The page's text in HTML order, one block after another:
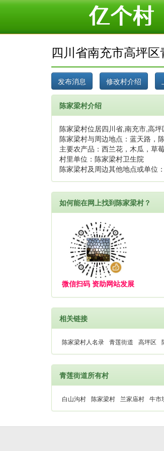
四川省南充市高坪
陈家梁村介绍
陈家梁村位居四川省,南充市,高
陈家梁村与周边地点：蓝天路，
主要农产品：西兰花，木瓜，草
村里单位：陈家梁村卫生院
陈家梁村及周边其他地点或单位
如何能在网上找到陈家梁村？
微信扫码 资助网站发展
相关链接
陈家梁村人名录 青莲街道 高坪区
青莲街道所有村
白山沟村 陈家梁村 兰家庙村 牛市